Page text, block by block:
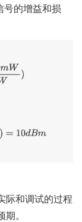
号的增益和损
际和调试的过程
。